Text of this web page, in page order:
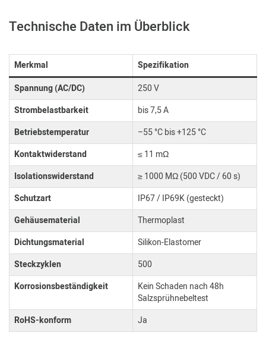
Technische Daten im Überblick
Merkmal
Spezifikation
Spannung (AC/DC)
250 V
Strombelastbarkeit
bis 7,5 A
Betriebstemperatur
–55 °C bis +125 °C
Kontaktwiderstand
≤ 11 mΩ
Isolationswiderstand
≥ 1000 MΩ (500 VDC / 60 s)
Schutzart
IP67 / IP69K (gesteckt)
Gehäusematerial
Thermoplast
Dichtungsmaterial
Silikon-Elastomer
Steckzyklen
500
Korrosionsbeständigkeit
Kein Schaden nach 48h
Salzsprühnebeltest
RoHS-konform
Ja